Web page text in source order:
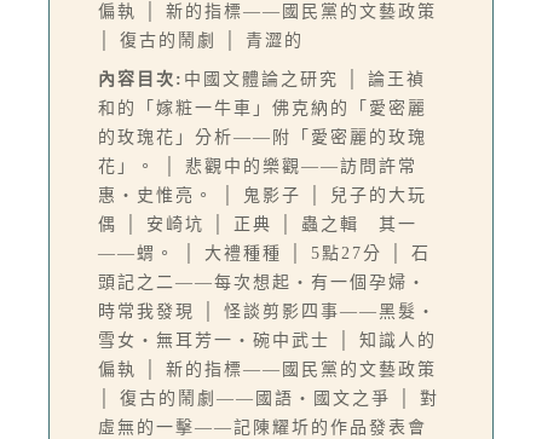
偏執 │ 新的指標——國民黨的文藝政策
│ 復古的鬧劇 │ 青澀的
內容目次: 中國文體論之研究 │ 論王禎
和的「嫁粧一牛車」佛克納的「愛密麗
的玫瑰花」分析——附「愛密麗的玫瑰
花」。 │ 悲觀中的樂觀——訪問許常
惠‧史惟亮。 │ 鬼影子 │ 兒子的大玩
偶 │ 安崎坑 │ 正典 │ 蟲之輯 其一
——蝟。 │ 大禮種種 │ 5點27分 │ 石
頭記之二——每次想起‧有一個孕婦‧
時常我發現 │ 怪談剪影四事——黑髮‧
雪女‧無耳芳一‧碗中武士 │ 知識人的
偏執 │ 新的指標——國民黨的文藝政策
│ 復古的鬧劇——國語‧國文之爭 │ 對
虛無的一擊——記陳耀圻的作品發表會